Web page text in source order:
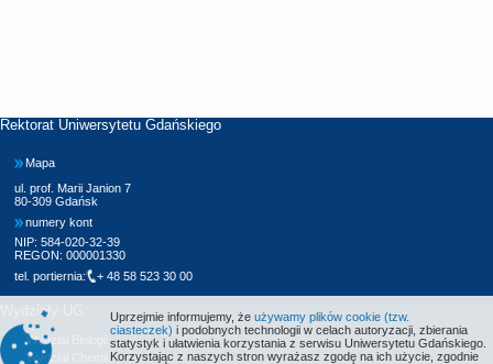
Rektorat Uniwersytetu Gdańskiego
Mapa
ul. prof. Marii Janion 7
80-309 Gdańsk
numery kont
NIP: 584-020-32-39
REGON: 000001330
tel. portiernia:
+ 48 58 523 30 00
Wydziały UG
Wydział Biologii
Wydział Chemii
Uprzejmie informujemy, że używamy plików cookie (tzw.
ciasteczek) i podobnych technologii w celach autoryzacji, zbierania
statystyk i ułatwienia korzystania z serwisu Uniwersytetu Gdańskiego.
Korzystając z naszych stron wyrażasz zgodę na ich użycie, zgodnie